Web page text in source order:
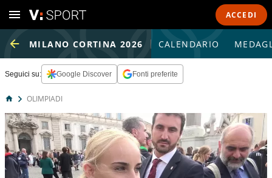
ACCEDI
MILANO CORTINA 2026 CALENDARIO
Seguici su: Google Discover Fonti preferite
OLIMPIADI